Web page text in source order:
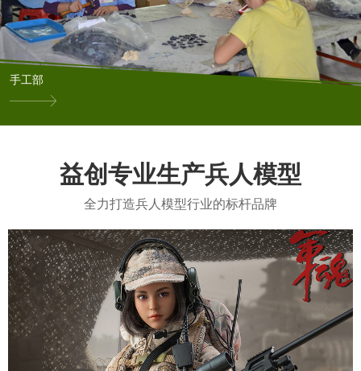
手工部
益创专业生产兵人模型
全力打造兵人模型行业的标杆品牌